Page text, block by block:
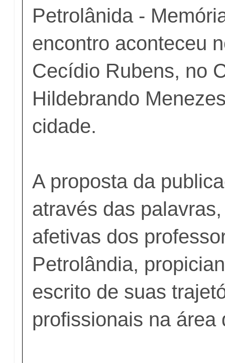
Petrolânida -
encontro aconteceu
Cecídio Rubens, no
Hildebrando
cidade.
A proposta da
através das
afetivas dos
Petrolândia,
escrito de suas
profissionais na